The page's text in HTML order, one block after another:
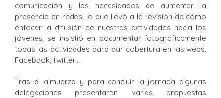
comunicación y las necesidades de aumentar la
presencia en redes, lo que llevó a la revisión de cómo
enfocar la difusión de nuestras actividades hacia los
jóvenes; se insistió en documentar fotográficamente
todas las actividades para dar cobertura en las webs,
Facebook, twitter…
Tras el almuerzo y para concluir la jornada algunas
delegaciones presentaron varias propuestas